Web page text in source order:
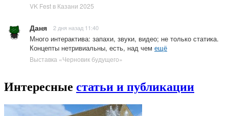
VK Fest в Казани 2025
Даня 2 дня назад 11:40
Много интерактива: запахи, звуки, видео; не только статика.
Концепты нетривиальны, есть, над чем ещё
Выставка «Черновик будущего»
Интересные статьи и публикации